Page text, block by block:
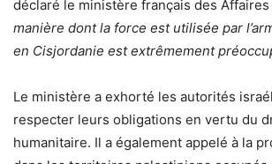
déclaré le ministère français des
manière dont la force est utilisée par
en Cisjordanie est extrêmement
Le ministère a exhorté les autorités
respecter leurs obligations en vertu du
humanitaire. Il a également appelé à la